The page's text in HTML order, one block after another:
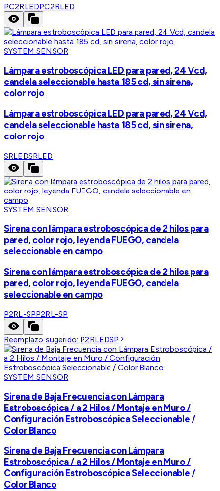
PC2RLEDPC2RLED
SYSTEM SENSOR
Lámpara estroboscópica LED para pared, 24 Vcd,
candela seleccionable hasta 185 cd, sin sirena,
color rojo
Lámpara estroboscópica LED para pared, 24 Vcd,
candela seleccionable hasta 185 cd, sin sirena,
color rojo
SRLEDSRLED
SYSTEM SENSOR
Sirena con lámpara estroboscópica de 2 hilos para
pared, color rojo, leyenda FUEGO, candela
seleccionable en campo
Sirena con lámpara estroboscópica de 2 hilos para
pared, color rojo, leyenda FUEGO, candela
seleccionable en campo
P2RL-SPP2RL-SP
Reemplazo sugerido: P2RLEDSP
SYSTEM SENSOR
Sirena de Baja Frecuencia con Lámpara
Estroboscópica / a 2 Hilos / Montaje en Muro /
Configuración Estroboscópica Seleccionable /
Color Blanco
Sirena de Baja Frecuencia con Lámpara
Estroboscópica / a 2 Hilos / Montaje en Muro /
Configuración Estroboscópica Seleccionable /
Color Blanco